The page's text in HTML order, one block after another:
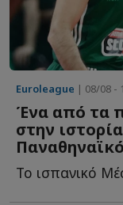
Euroleague | 08/08 -
Ένα από τα
στην